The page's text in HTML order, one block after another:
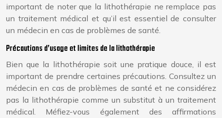
important de noter que la lithothérapie ne remplace pas
un traitement médical et qu’il est essentiel de consulter
un médecin en cas de problèmes de santé.
Précautions d’usage et limites de la lithothérapie
Bien que la lithothérapie soit une pratique douce, il est
important de prendre certaines précautions. Consultez un
médecin en cas de problèmes de santé et ne considérez
pas la lithothérapie comme un substitut à un traitement
médical. Méfiez-vous également des affirmations